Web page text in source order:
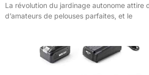
La révolution du jardinage autonome attire
d’amateurs de pelouses parfaites, et le